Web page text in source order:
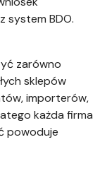
system BDO.
zarówno
sklepów
importerów,
każda firma
powoduje